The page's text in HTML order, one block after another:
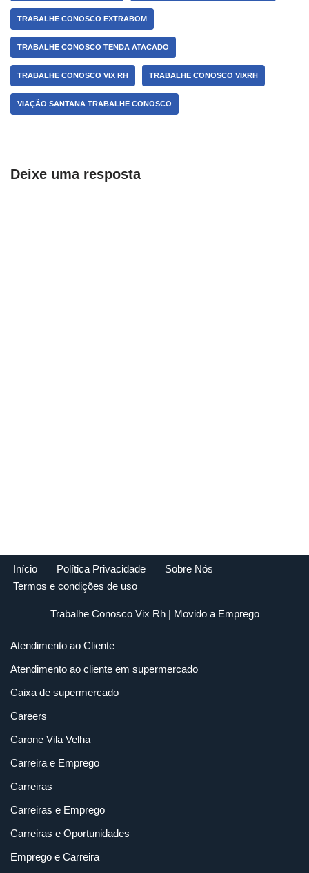
TRABALHE CONOSCO EXTRABOM
TRABALHE CONOSCO TENDA ATACADO
TRABALHE CONOSCO VIX RH TRABALHE CONOSCO VIXRH
VIAÇÃO SANTANA TRABALHE CONOSCO
Deixe uma resposta
Início Política Privacidade
Sobre Nós
Termos e condições de uso
Trabalhe Conosco Vix Rh| Movido a Emprego
Atendimento ao Cliente
Atendimento ao cliente em supermercado
Caixa de supermercado
Careers
Carone Vila Velha
Carreira e Emprego
Carreiras
Carreiras e Emprego
Carreiras e Oportunidades
Emprego e Carreira